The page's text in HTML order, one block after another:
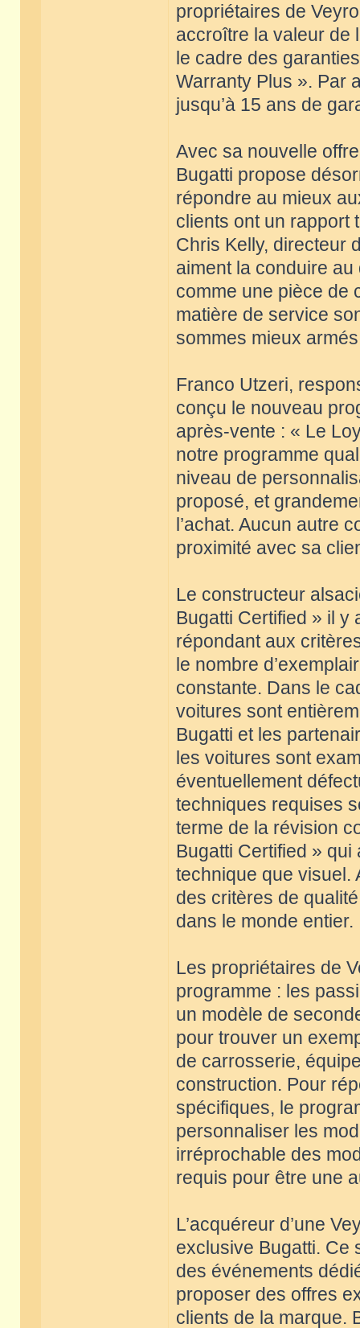
propriétaires de
accroître la valeur de
le cadre des
Warranty Plus ». Par
jusqu’à 15 ans de
Avec sa nouvelle
Bugatti propose
répondre au mieux
clients ont un rapport
Chris Kelly, directeur
aiment la conduire au
comme une pièce de
matière de service
sommes mieux
Franco Utzeri,
conçu le nouveau
après-vente : « Le
notre programme
niveau de
proposé, et
l’achat. Aucun autre
proximité avec sa
Le constructeur
Bugatti Certified » il y
répondant aux
le nombre
constante. Dans le
voitures sont
Bugatti et les
les voitures sont
éventuellement
techniques requises
terme de la révision
Bugatti Certified »
technique que visuel.
des critères de
dans le monde entier.
Les propriétaires de
programme : les
un modèle de
pour trouver un
de carrosserie,
construction. Pour
spécifiques, le
personnaliser les
irréprochable des
requis pour être une
L’acquéreur d’une
exclusive Bugatti. Ce
des événements
proposer des offres
clients de la marque.